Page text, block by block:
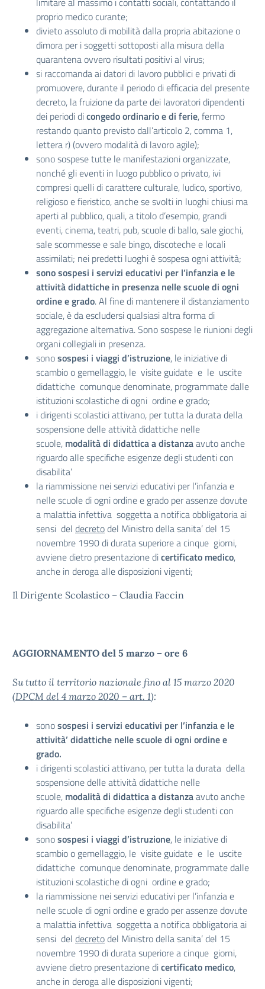
proprio medico curante;
divieto assoluto di mobilità dalla propria abitazione o
dimora per i soggetti sottoposti alla misura della
quarantena ovvero risultati positivi al virus;
si raccomanda ai datori di lavoro pubblici e privati di
promuovere, durante il periodo di efficacia del presente
decreto, la fruizione da parte dei lavoratori dipendenti
dei periodi dicongedo ordinario e di ferie, fermo
restando quanto previsto dall’articolo 2, comma 1,
lettera r) (ovvero modalità di lavoro agile);
sono sospese tutte le manifestazioni organizzate,
nonché gli eventi in luogo pubblico o privato, ivi
compresi quelli di carattere culturale, ludico, sportivo,
religioso e fieristico, anche se svolti in luoghi chiusi ma
aperti al pubblico, quali, a titolo d’esempio, grandi
eventi, cinema, teatri, pub, scuole di ballo, sale giochi,
sale scommesse e sale bingo, discoteche e locali
assimilati; nei predetti luoghi è sospesa ogni attività;
sono sospesi i servizi educativi per l’infanzia e le
attività didattiche in presenza nelle scuole di ogni
ordine e grado. Al fine di mantenere il distanziamento
sociale, è da escludersi qualsiasi altra forma di
aggregazione alternativa. Sono sospese le riunioni degli
organi collegiali in presenza.
sonosospesi i viaggi d’istruzione, le iniziative di
scambio o gemellaggio, le visite guidate e le uscite
didattiche comunque denominate, programmate dalle
istituzioni scolastiche di ogni ordine e grado;
i dirigenti scolastici attivano, per tutta la durata della
sospensione delle attività didattiche nelle
scuole, modalità di didattica a distanzaavuto anche
riguardo alle specifiche esigenze degli studenti con
disabilita’
la riammissione nei servizi educativi per l’infanzia e
nelle scuole di ogni ordine e grado per assenze dovute
a malattia infettiva soggetta a notifica obbligatoria ai
sensi del decretodel Ministro della sanita’ del 15
novembre 1990 di durata superiore a cinque giorni,
avviene dietro presentazione dicertificato medico,
anche in deroga alle disposizioni vigenti;
Il Dirigente Scolastico – Claudia Faccin
AGGIORNAMENTO del 5 marzo – ore 6
Su tutto il territorio nazionale fino al 15 marzo 2020
(DPCM del 4 marzo 2020 – art. 1):
sonosospesi i servizi educativi per l’infanzia e le
attività’ didattiche nelle scuole di ogni ordine e
grado.
i dirigenti scolastici attivano, per tutta la durata della
sospensione delle attività didattiche nelle
scuole, modalità di didattica a distanzaavuto anche
riguardo alle specifiche esigenze degli studenti con
disabilita’
sonosospesi i viaggi d’istruzione, le iniziative di
scambio o gemellaggio, le visite guidate e le uscite
didattiche comunque denominate, programmate dalle
istituzioni scolastiche di ogni ordine e grado;
la riammissione nei servizi educativi per l’infanzia e
nelle scuole di ogni ordine e grado per assenze dovute
a malattia infettiva soggetta a notifica obbligatoria ai
sensi del decretodel Ministro della sanita’ del 15
novembre 1990 di durata superiore a cinque giorni,
avviene dietro presentazione dicertificato medico,
anche in deroga alle disposizioni vigenti;